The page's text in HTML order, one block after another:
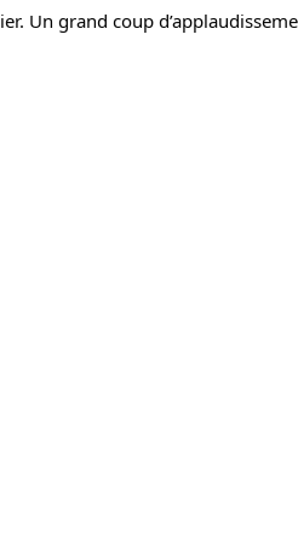
Un grand coup